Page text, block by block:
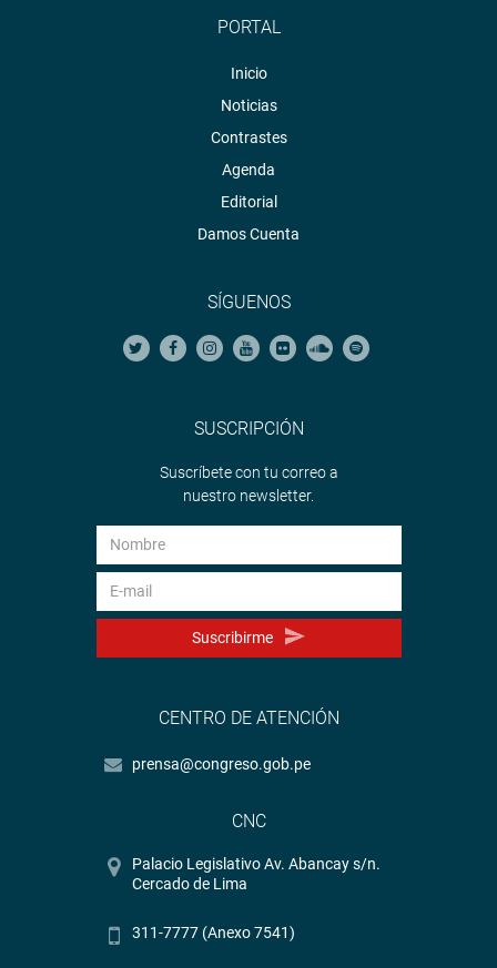
PORTAL
Inicio
Noticias
Contrastes
Agenda
Editorial
Damos Cuenta
SÍGUENOS
SUSCRIPCIÓN
Suscríbete con tu correo a
nuestro newsletter.
Suscribirme
CENTRO DE ATENCIÓN
prensa@congreso.gob.pe
CNC
Palacio Legislativo Av. Abancay s/n.
Cercado de Lima
311-7777 (Anexo 7541)